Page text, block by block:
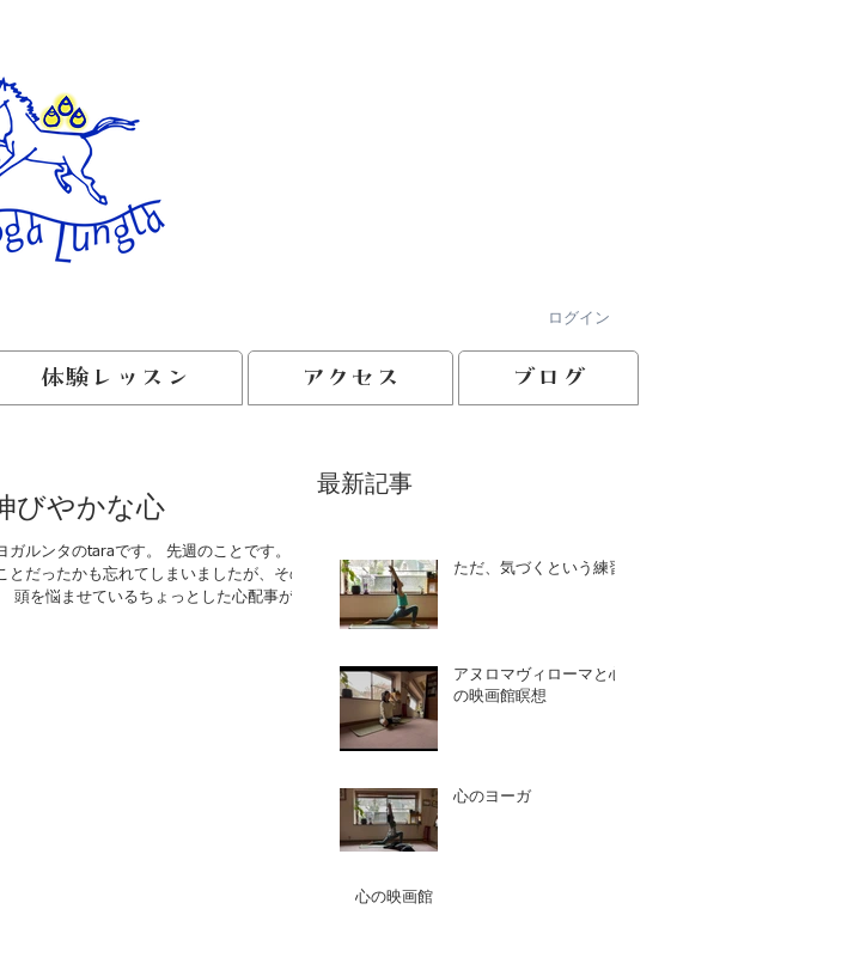
ログイン
体験レッスン アクセス ブログ
びやかな心
ガルンタのtaraです。 先週のことです。 も
とだったかも忘れてしまいましたが、その当
頭を悩ませているちょっとした心配事があ
最新記事
ただ、気づくという練習
アヌロマヴィローマと心
の映画館瞑想
心のヨーガ
心の映画館